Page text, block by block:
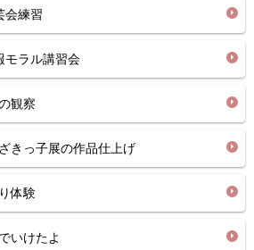
練習
ラル講習会
観察
きっ子展の作品仕上げ
体験
いけたよ